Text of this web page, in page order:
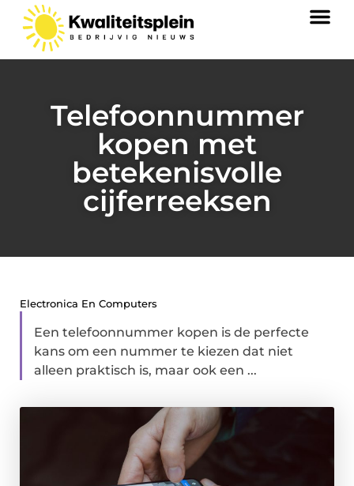
Telefoonnummer
kopen met
betekenisvolle
cijferreeksen
Electronica En Computers
Een telefoonnummer kopen is de perfecte
kans om een nummer te kiezen dat niet
alleen praktisch is, maar ook een ...